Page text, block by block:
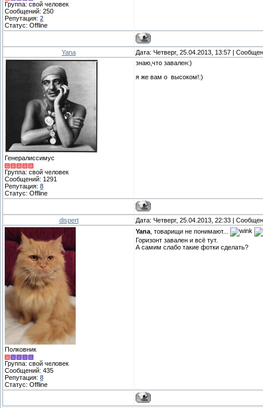
Группа: свой человек
Сообщений: 250
Репутация: 2
Статус: Offline
Yana Дата: Четверг, 25.04.2013, 13:57 |
Генералиссимус
Группа: свой человек
Сообщений: 1291
Репутация: 8
Статус: Offline
знаю,что завален:)
я же вам о высоком!:)
dispert Дата: Четверг, 25.04.2013, 22:33 |
Полковник
Группа: свой человек
Сообщений: 435
Репутация: 8
Статус: Offline
Yana , товарищи не понимают...
Горизонт завален и всё тут.
А самим слабо такие фотки сделать?